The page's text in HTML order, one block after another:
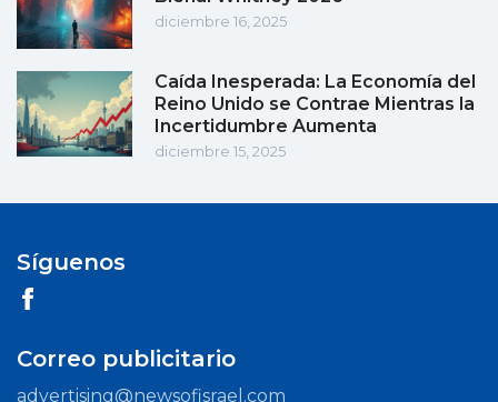
diciembre 16, 2025
Caída Inesperada: La Economía del
Reino Unido se Contrae Mientras la
Incertidumbre Aumenta
diciembre 15, 2025
Síguenos
Correo publicitario
advertising@newsofisrael.com